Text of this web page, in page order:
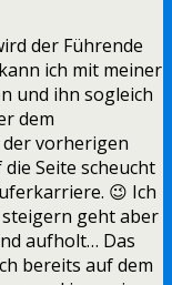
der Führende
ich mit meiner
und ihn sogleich
dem
vorherigen
Seite scheucht
😉 Ich
geht aber
aufholt… Das
bereits auf dem